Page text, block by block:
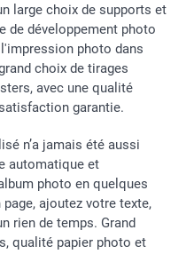
large choix de supports et
de développement photo
photo dans
choix de tirages
avec une qualité
garantie.
n’a jamais été aussi
automatique et
photo en quelques
ajoutez votre texte,
rien de temps. Grand
qualité papier photo et